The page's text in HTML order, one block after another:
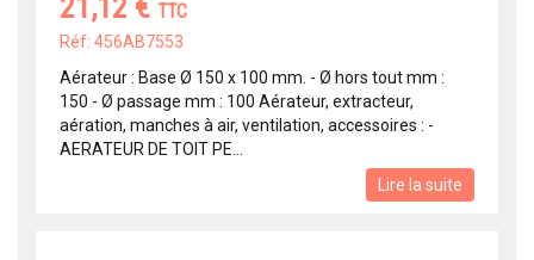
TTC
Réf: 456AB7553
Aérateur : Base Ø 150 x 100 mm. - Ø hors tout mm :
150 - Ø passage mm : 100 Aérateur, extracteur,
aération, manches à air, ventilation, accessoires : -
AERATEUR DE TOIT PE...
Lire la suite